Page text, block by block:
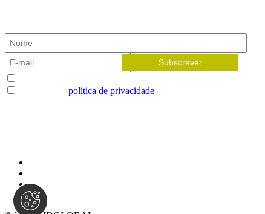
política de privacidade